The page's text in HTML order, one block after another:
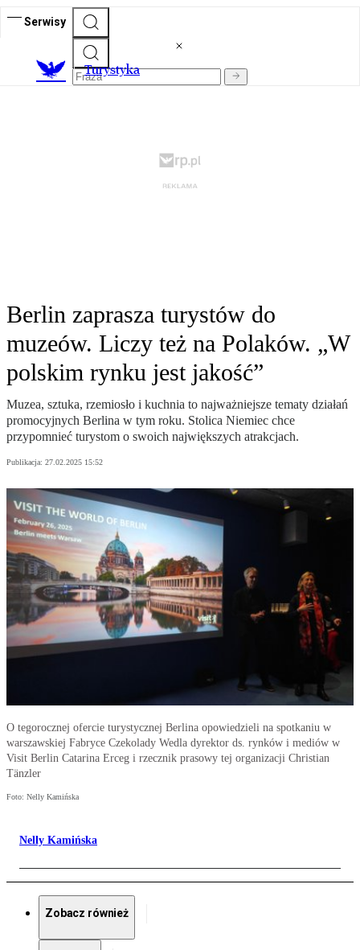
Serwisy
Turystyka
Berlin zaprasza turystów do
muzeów. Liczy też na Polaków. „W
polskim rynku jest jakość”
Muzea, sztuka, rzemiosło i kuchnia to najważniejsze tematy działań
promocyjnych Berlina w tym roku. Stolica Niemiec chce
przypomnieć turystom o swoich największych atrakcjach.
Publikacja: 27.02.2025 15:52
O tegorocznej ofercie turystycznej Berlina opowiedzieli na spotkaniu w
warszawskiej Fabryce Czekolady Wedla dyrektor ds. rynków i mediów w
Visit Berlin Catarina Erceg i rzecznik prasowy tej organizacji Christian
Tänzler
Foto: Nelly Kamińska
Nelly Kamińska
Zobacz również